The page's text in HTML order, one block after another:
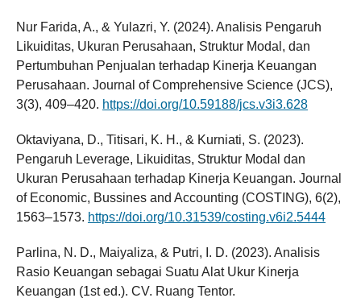
Nur Farida, A., & Yulazri, Y. (2024). Analisis Pengaruh
Likuiditas, Ukuran Perusahaan, Struktur Modal, dan
Pertumbuhan Penjualan terhadap Kinerja Keuangan
Perusahaan. Journal of Comprehensive Science (JCS),
3(3), 409–420. https://doi.org/10.59188/jcs.v3i3.628
Oktaviyana, D., Titisari, K. H., & Kurniati, S. (2023).
Pengaruh Leverage, Likuiditas, Struktur Modal dan
Ukuran Perusahaan terhadap Kinerja Keuangan. Journal
of Economic, Bussines and Accounting (COSTING), 6(2),
1563–1573. https://doi.org/10.31539/costing.v6i2.5444
Parlina, N. D., Maiyaliza, & Putri, I. D. (2023). Analisis
Rasio Keuangan sebagai Suatu Alat Ukur Kinerja
Keuangan (1st ed.). CV. Ruang Tentor.